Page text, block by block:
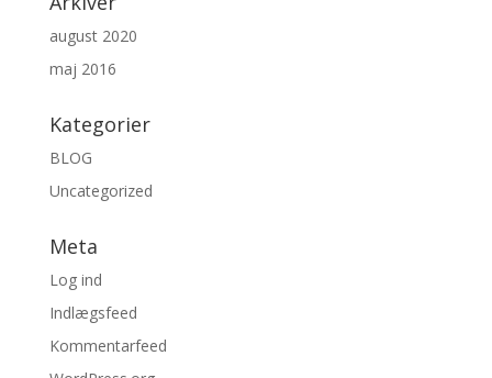
august 2020
maj 2016
Kategorier
BLOG
Uncategorized
Meta
Log ind
Indlægsfeed
Kommentarfeed